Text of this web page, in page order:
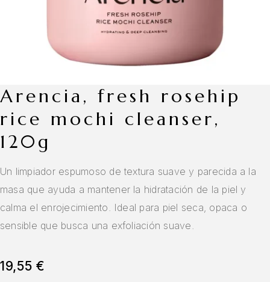
arencia, fresh rosehip
rice mochi cleanser,
120g
Un limpiador espumoso de textura suave y parecida a la
masa que ayuda a mantener la hidratación de la piel y
calma el enrojecimiento. Ideal para piel seca, opaca o
sensible que busca una exfoliación suave.
19,55 €